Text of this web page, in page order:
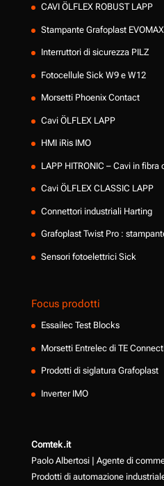
CAVI ÖLFLEX ROBUST LAPP
Stampante Grafoplast
Interruttori di sicurezza PILZ
Fotocellule Sick W9 e W12
Morsetti Phoenix Contact
Cavi ÖLFLEX LAPP
HMI iRis IMO
LAPP HITRONIC – Cavi in fibra
Cavi ÖLFLEX CLASSIC LAPP
Connettori industriali Harting
Grafoplast Twist Pro :
Sensori fotoelettrici Sick
Focus prodotti
Essailec Test Blocks
Morsetti Entrelec di TE
Prodotti di siglatura Grafoplast
Inverter IMO
Comtek.it
Paolo Albertosi | Agente di
Prodotti di automazione